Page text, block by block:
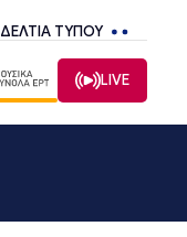
ΔΕΛΤΙΑ ΤΥΠΟΥ
LIVE